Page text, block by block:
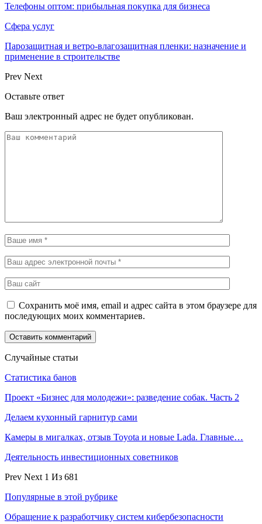
Телефоны оптом: прибыльная покупка для бизнеса
Сфера услуг
Парозащитная и ветро-влагозащитная пленки: назначение и
применение в строительстве
Prev Next
Оставьте ответ
Ваш электронный адрес не будет опубликован.
Сохранить моё имя, email и адрес сайта в этом браузере для
последующих моих комментариев.
Случайные статьи
Статистика банов
Проект «Бизнес для молодежи»: разведение собак. Часть 2
Делаем кухонный гарнитур сами
Камеры в мигалках, отзыв Toyota и новые Lada. Главные…
Деятельность инвестиционных советников
Prev Next 1 Из 681
Популярные в этой рубрике
Обращение к разработчику систем кибербезопасности